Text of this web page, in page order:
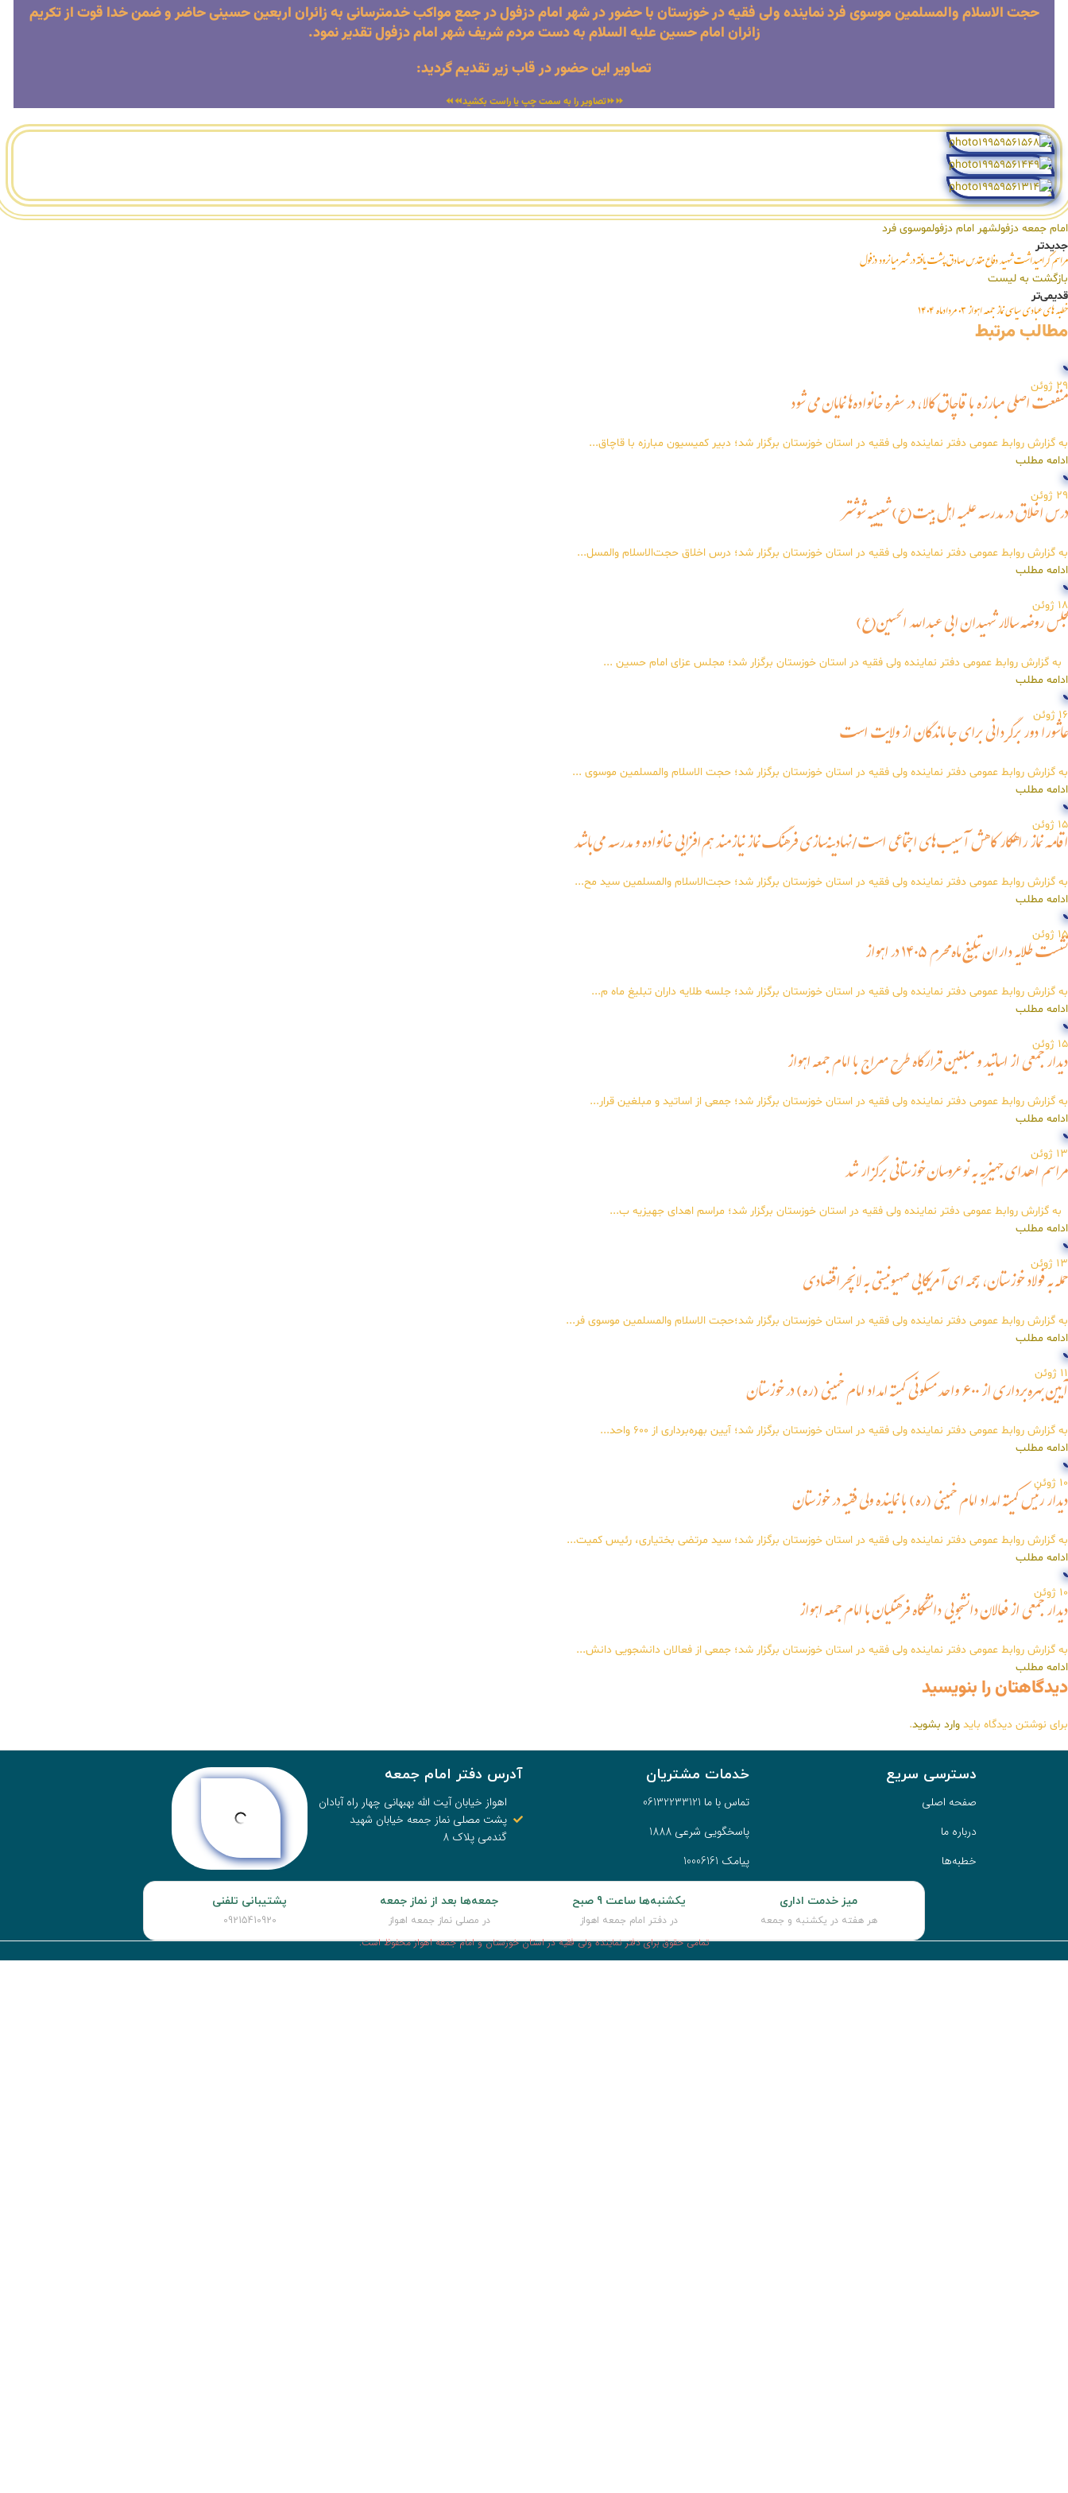
حجت الاسلام والمسلمین موسوی فرد نماینده ولی فقیه در خوزستان با حضور در شهر امام دزفول در جمع مواکب خدمترسانی به زائران اربعین حسینی حاضر و ضمن خدا قوت از تکریم
زائران امام حسین علیه السلام به دست مردم شریف شهر امام دزفول تقدیر نمود.
تصاویر این حضور در قاب زیر تقدیم گردید:
⏩⏩تصاویر را به سمت چپ یا راست بکشید⏪⏪
امام جمعه دزفولشهر امام دزفولموسوی فرد
جدیدتر
مراسم گرامیداشت شهید دفاع مقدس صادق پشت یافته در شهر میانرود دزفول
بازگشت به لیست
قدیمی‌تر
خطبه های عبادی سیاسی نماز جمعه اهواز ۰۳ مردادماه ۱۴۰۴
مطالب مرتبط
29 ژوئن
منفعت اصلی مبارزه با قاچاق کالا، در سفره خانواده‌ها نمایان می شود
به گزارش روابط عمومی دفتر نماینده ولی فقیه در استان خوزستان برگزار شد؛ دبیر کمیسیون مبارزه با قاچاق...
ادامه مطلب
29 ژوئن
درس اخلاق در مدرسه علمیه اهل بیت(ع) شعیبیه شوشتر
به گزارش روابط عمومی دفتر نماینده ولی فقیه در استان خوزستان برگزار شد؛ درس اخلاق حجت‌الاسلام والمسل...
ادامه مطلب
18 ژوئن
مجلس روضه سالار شهیدان ابی عبدالله الحسین(ع)
به گزارش روابط عمومی دفتر نماینده ولی فقیه در استان خوزستان برگزار شد؛ مجلس عزای امام حسین ...
ادامه مطلب
16 ژوئن
عاشورا دور برگردانی برای جا ماندگان از ولایت است
به گزارش روابط عمومی دفتر نماینده ولی فقیه در استان خوزستان برگزار شد؛ حجت الاسلام والمسلمین موسوی ...
ادامه مطلب
15 ژوئن
اقامه نماز راهکار کاهش آسیب‌های اجتماعی است/نهادینه‌سازی فرهنگ نماز نیازمند هم‌افزایی خانواده و مدرسه می‌باشد
به گزارش روابط عمومی دفتر نماینده ولی فقیه در استان خوزستان برگزار شد؛ حجت‌الاسلام والمسلمین سید مح...
ادامه مطلب
15 ژوئن
نشست طلایه داران تبلیغ ماه محرم ۱۴۰۵ در اهواز
به گزارش روابط عمومی دفتر نماینده ولی فقیه در استان خوزستان برگزار شد؛ جلسه طلایه داران تبلیغ ماه م...
ادامه مطلب
15 ژوئن
دیدار جمعی از اساتید و مبلغین قرارگاه طرح معراج با امام جمعه اهواز
به گزارش روابط عمومی دفتر نماینده ولی فقیه در استان خوزستان برگزار شد؛ جمعی از اساتید و مبلغین قرار...
ادامه مطلب
13 ژوئن
مراسم اهدای جهیزیه به نوعروسان خوزستانی برگزار شد
به گزارش روابط عمومی دفتر نماینده ولی فقیه در استان خوزستان برگزار شد؛ مراسم اهدای جهیزیه ب...
ادامه مطلب
13 ژوئن
حمله به فولاد خوزستان، هجمه ای آمریکایی صهیونیستی به لانچر اقتصادی
به گزارش روابط عمومی دفتر نماینده ولی فقیه در استان خوزستان برگزار شد؛حجت الاسلام والمسلمین موسوی فر...
ادامه مطلب
11 ژوئن
آیین بهره‌برداری از ۶۰۰ واحد مسکونی کمیته امداد امام خمینی (ره) در خوزستان
به گزارش روابط عمومی دفتر نماینده ولی فقیه در استان خوزستان برگزار شد؛ آیین بهره‌برداری از ۶۰۰ واحد...
ادامه مطلب
10 ژوئن
دیدار رئیس کمیته امداد امام خمینی (ره) با نماینده ولی فقیه در خوزستان
به گزارش روابط عمومی دفتر نماینده ولی فقیه در استان خوزستان برگزار شد؛ سید مرتضی بختیاری، رئیس کمیت...
ادامه مطلب
10 ژوئن
دیدار جمعی از فعالان دانشجویی دانشگاه فرهنگیان با امام جمعه اهواز
به گزارش روابط عمومی دفتر نماینده ولی فقیه در استان خوزستان برگزار شد؛ جمعی از فعالان دانشجویی دانش...
ادامه مطلب
دیدگاهتان را بنویسید
برای نوشتن دیدگاه باید وارد بشوید.
دسترسی سریع
صفحه اصلی
درباره ما
خطبه‌ها
خدمات مشتریان
تماس با ما 06132233121
پاسخگویی شرعی 1888
پیامک 10006161
آدرس دفتر امام جمعه
اهواز خیابان آیت الله بهبهانی چهار راه آبادان
پشت مصلی نماز جمعه خیابان شهید
گندمی پلاک 8
میز خدمت اداری
هر هفته در یکشنبه و جمعه
یکشنبه‌ها ساعت 9 صبح
در دفتر امام جمعه اهواز
جمعه‌ها بعد از نماز جمعه
در مصلی نماز جمعه اهواز
پشتیبانی تلفنی
09215410920
تمامی حقوق برای دفتر نماینده ولی فقیه در استان خوزستان و امام جمعه اهواز محفوظ است.